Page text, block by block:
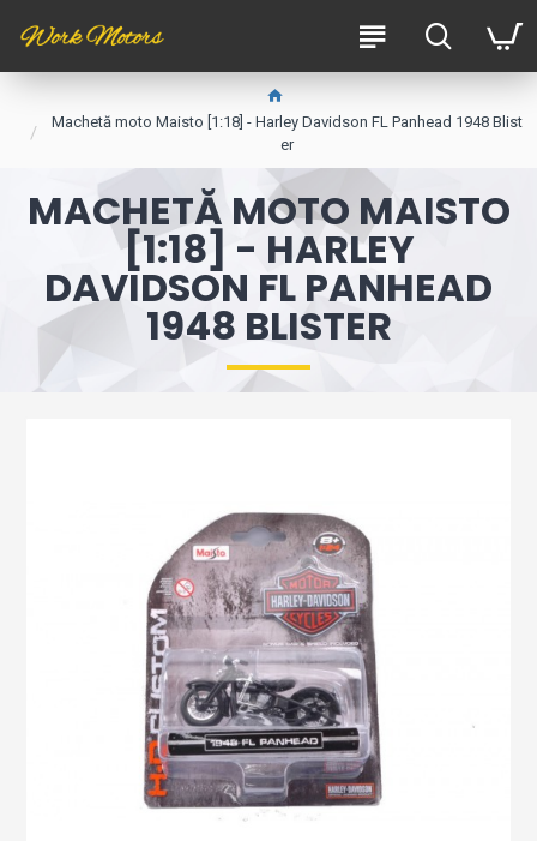
Machetă moto Maisto [1:18] - Harley Davidson FL Panhead 1948 Blist
er
MACHETĂ MOTO MAISTO
[1:18] - HARLEY
DAVIDSON FL PANHEAD
1948 BLISTER